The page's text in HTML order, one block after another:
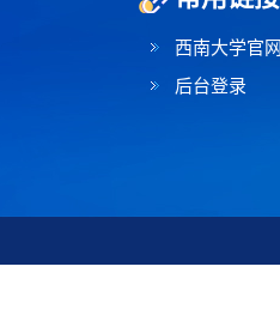
西南大学官
后台登录